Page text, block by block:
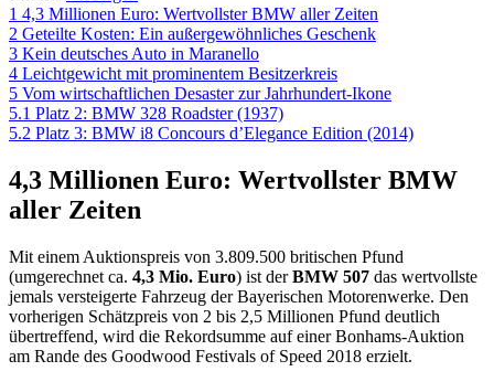
1 4,3 Millionen Euro: Wertvollster BMW aller Zeiten
2 Geteilte Kosten: Ein außergewöhnliches Geschenk
3 Kein deutsches Auto in Maranello
4 Leichtgewicht mit prominentem Besitzerkreis
5 Vom wirtschaftlichen Desaster zur Jahrhundert-Ikone
5.1 Platz 2: BMW 328 Roadster (1937)
5.2 Platz 3: BMW i8 Concours d’Elegance Edition (2014)
4,3 Millionen Euro: Wertvollster BMW
aller Zeiten
Mit einem Auktionspreis von 3.809.500 britischen Pfund
(umgerechnet ca. 4,3 Mio. Euro) ist derBMW 507 das wertvollste
jemals versteigerte Fahrzeug der Bayerischen Motorenwerke. Den
vorherigen Schätzpreis von 2 bis 2,5 Millionen Pfund deutlich
übertreffend, wird die Rekordsumme auf einer Bonhams-Auktion
am Rande des Goodwood Festivals of Speed 2018 erzielt.